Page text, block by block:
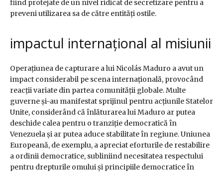
fiind protejate de un nivel ridicat de secretizare pentru a
preveni utilizarea sa de către entități ostile.
impactul internațional al misiunii
Operațiunea de capturare a lui Nicolás Maduro a avut un
impact considerabil pe scena internațională, provocând
reacții variate din partea comunității globale. Multe
guverne și-au manifestat sprijinul pentru acțiunile Statelor
Unite, considerând că înlăturarea lui Maduro ar putea
deschide calea pentru o tranziție democratică în
Venezuela și ar putea aduce stabilitate în regiune. Uniunea
Europeană, de exemplu, a apreciat eforturile de restabilire
a ordinii democratice, subliniind necesitatea respectului
pentru drepturile omului și principiile democratice în